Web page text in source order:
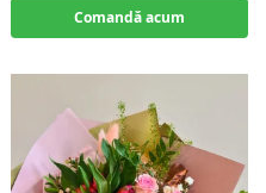
Comandă acum